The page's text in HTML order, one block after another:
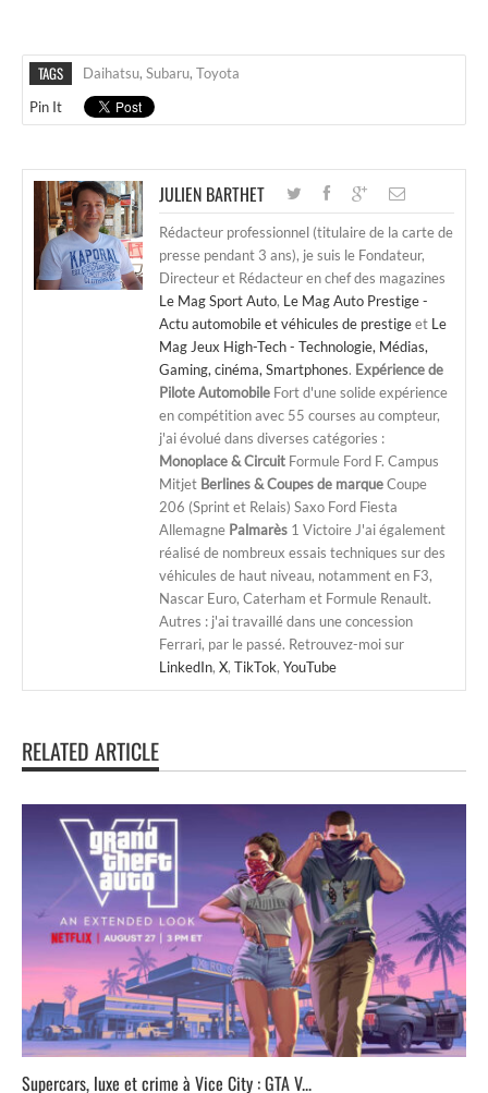
TAGS Daihatsu, Subaru, Toyota
Pin It
JULIEN BARTHET
Rédacteur professionnel (titulaire de la carte de
presse pendant 3 ans), je suis le Fondateur,
Directeur et Rédacteur en chef des magazines
Le Mag Sport Auto, Le Mag Auto Prestige -
Actu automobile et véhicules de prestigeet Le
Mag Jeux High-Tech - Technologie, Médias,
Gaming, cinéma, Smartphones. Expérience de
Pilote Automobile Fort d'une solide expérience
en compétition avec 55 courses au compteur,
j'ai évolué dans diverses catégories :
Monoplace & Circuit Formule Ford F. Campus
Mitjet Berlines & Coupes de marqueCoupe
206 (Sprint et Relais) Saxo Ford Fiesta
Allemagne Palmarès 1 Victoire J'ai également
réalisé de nombreux essais techniques sur des
véhicules de haut niveau, notamment en F3,
Nascar Euro, Caterham et Formule Renault.
Autres : j'ai travaillé dans une concession
Ferrari, par le passé. Retrouvez-moi sur
LinkedIn, X, TikTok, YouTube
RELATED ARTICLE
Supercars, luxe et crime à Vice City : GTA V...